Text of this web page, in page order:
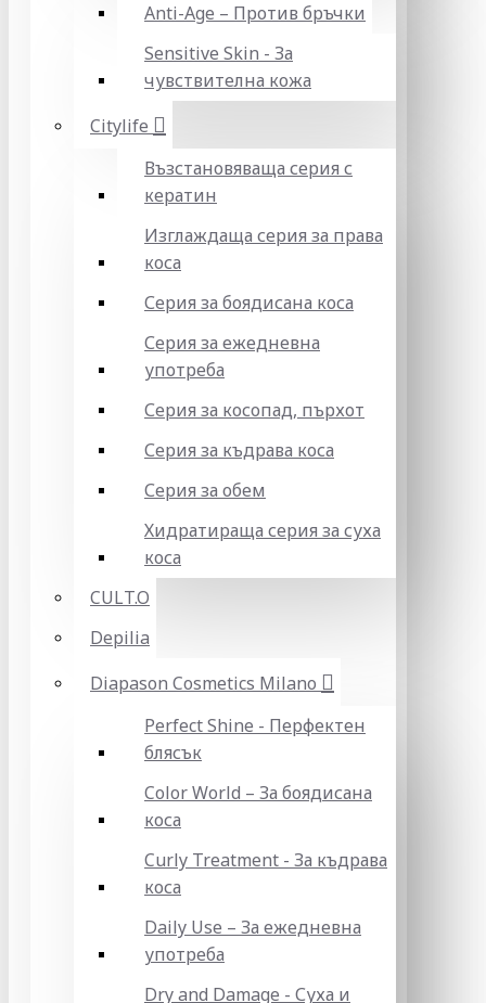
Anti-Age – Против бръчки
Sensitive Skin - За
чувствителна кожа
Citylife
Възстановяваща серия с
кератин
Изглаждаща серия за права
коса
Серия за боядисана коса
Серия за ежедневна
употреба
Серия за косопад, пърхот
Серия за къдрава коса
Серия за обем
Хидратираща серия за суха
коса
CULT.O
Depilia
Diapason Cosmetics Milano
Perfect Shine - Перфектен
блясък
Color World – За боядисана
коса
Curly Treatment - За къдрава
коса
Daily Use – За ежедневна
употреба
Dry and Damage - Суха и